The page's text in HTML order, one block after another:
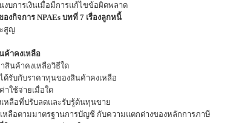
บการเงินเมื่อมีการแก้ไขข้อผิดพลาด
งกิจการ NPAEs บทที่ 7 เรื่องลูกหนี้
สูญ
ค้าคงเหลือ
นค้าคงเหลือวิธีใด
รับกับราคาทุนของสินค้าคงเหลือ
าใช้จ่ายเมื่อใด
หลือที่ปรับลดและรับรู้ต้นทุนขาย
หลือตามมาตรฐานการบัญชี กับความแตกต่างของหลักการภาษี